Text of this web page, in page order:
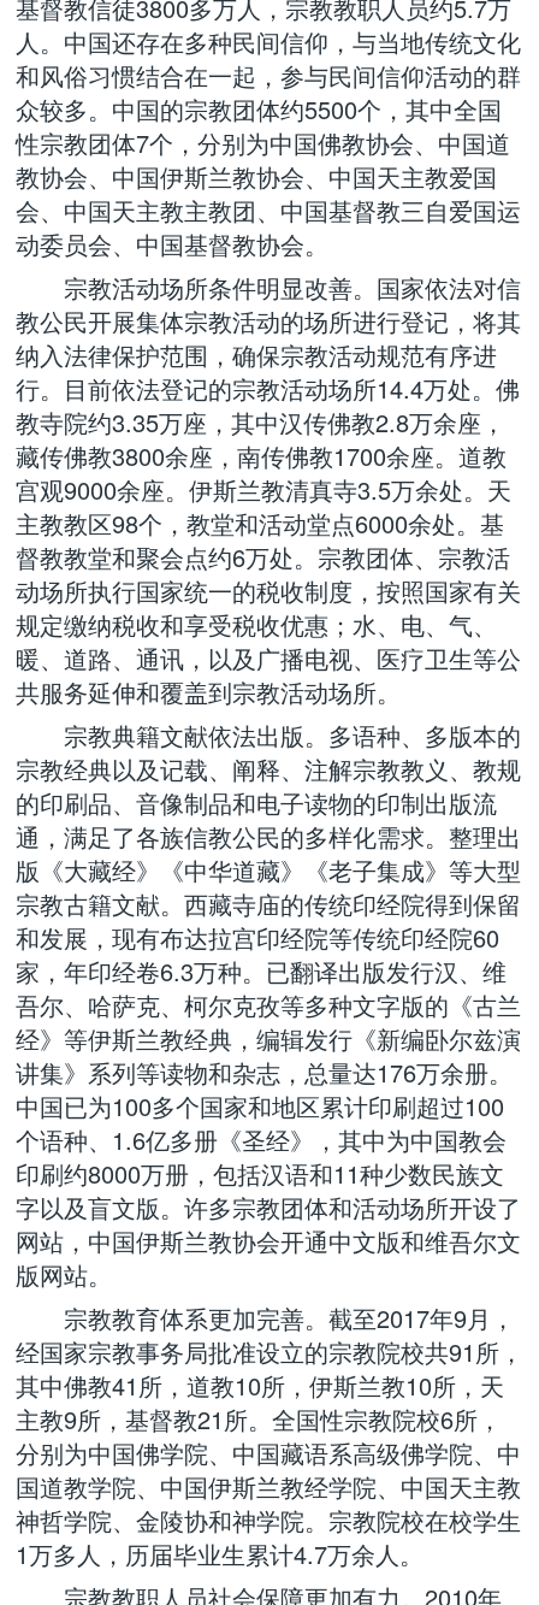
基督教信徒3800多万人，宗教教职人员约5.7万
人。中国还存在多种民间信仰，与当地传统文化
和风俗习惯结合在一起，参与民间信仰活动的群
众较多。中国的宗教团体约5500个，其中全国
性宗教团体7个，分别为中国佛教协会、中国道
教协会、中国伊斯兰教协会、中国天主教爱国
会、中国天主教主教团、中国基督教三自爱国运
动委员会、中国基督教协会。
宗教活动场所条件明显改善。国家依法对信
教公民开展集体宗教活动的场所进行登记，将其
纳入法律保护范围，确保宗教活动规范有序进
行。目前依法登记的宗教活动场所14.4万处。佛
教寺院约3.35万座，其中汉传佛教2.8万余座，
藏传佛教3800余座，南传佛教1700余座。道教
宫观9000余座。伊斯兰教清真寺3.5万余处。天
主教教区98个，教堂和活动堂点6000余处。基
督教教堂和聚会点约6万处。宗教团体、宗教活
动场所执行国家统一的税收制度，按照国家有关
规定缴纳税收和享受税收优惠；水、电、气、
暖、道路、通讯，以及广播电视、医疗卫生等公
共服务延伸和覆盖到宗教活动场所。
宗教典籍文献依法出版。多语种、多版本的
宗教经典以及记载、阐释、注解宗教教义、教规
的印刷品、音像制品和电子读物的印制出版流
通，满足了各族信教公民的多样化需求。整理出
版《大藏经》《中华道藏》《老子集成》等大型
宗教古籍文献。西藏寺庙的传统印经院得到保留
和发展，现有布达拉宫印经院等传统印经院60
家，年印经卷6.3万种。已翻译出版发行汉、维
吾尔、哈萨克、柯尔克孜等多种文字版的《古兰
经》等伊斯兰教经典，编辑发行《新编卧尔兹演
讲集》系列等读物和杂志，总量达176万余册。
中国已为100多个国家和地区累计印刷超过100
个语种、1.6亿多册《圣经》，其中为中国教会
印刷约8000万册，包括汉语和11种少数民族文
字以及盲文版。许多宗教团体和活动场所开设了
网站，中国伊斯兰教协会开通中文版和维吾尔文
版网站。
宗教教育体系更加完善。截至2017年9月，
经国家宗教事务局批准设立的宗教院校共91所，
其中佛教41所，道教10所，伊斯兰教10所，天
主教9所，基督教21所。全国性宗教院校6所，
分别为中国佛学院、中国藏语系高级佛学院、中
国道教学院、中国伊斯兰教经学院、中国天主教
神哲学院、金陵协和神学院。宗教院校在校学生
1万多人，历届毕业生累计4.7万余人。
宗教教职人员社会保障更加有力。2010年